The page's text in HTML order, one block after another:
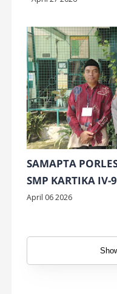
SAMAPTA
SMP KARTIKA IV-9
April 06 2026